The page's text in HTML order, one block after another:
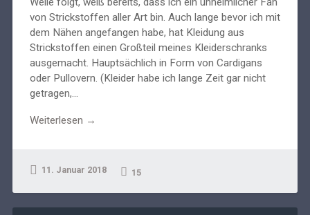
von Strickstoffen aller Art bin. Auch lange bevor ich mit
dem Nähen angefangen habe, hat Kleidung aus
Strickstoffen einen Großteil meines Kleiderschranks
ausgemacht. Hauptsächlich in Form von Cardigans
oder Pullovern. (Kleider habe ich lange Zeit gar nicht
getragen,...
Weiterlesen →
11. Januar 2018 15